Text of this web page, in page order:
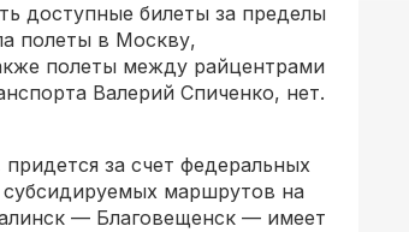
доступные билеты за пределы
полеты в Москву,
полеты между райцентрами
Валерий Спиченко, нет.
за счет федеральных
субсидируемых маршрутов на
— Благовещенск — имеет